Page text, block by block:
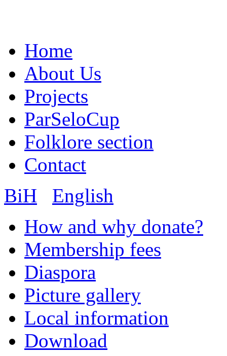
Home
About Us
Projects
ParSeloCup
Folklore section
Contact
BiH
English
How and why donate?
Membership fees
Diaspora
Picture gallery
Local information
Download